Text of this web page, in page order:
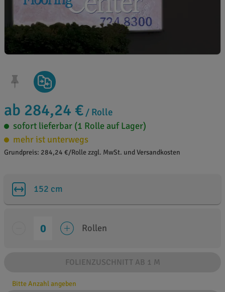
ab 284,24 € / Rolle
sofort lieferbar (1 Rolle auf Lager)
mehr ist unterwegs
Grundpreis: 284,24 €/Rolle zzgl. MwSt. und Versandkosten
152 cm
Rollen
FOLIENZUSCHNITT AB 1 M
Bitte Anzahl angeben